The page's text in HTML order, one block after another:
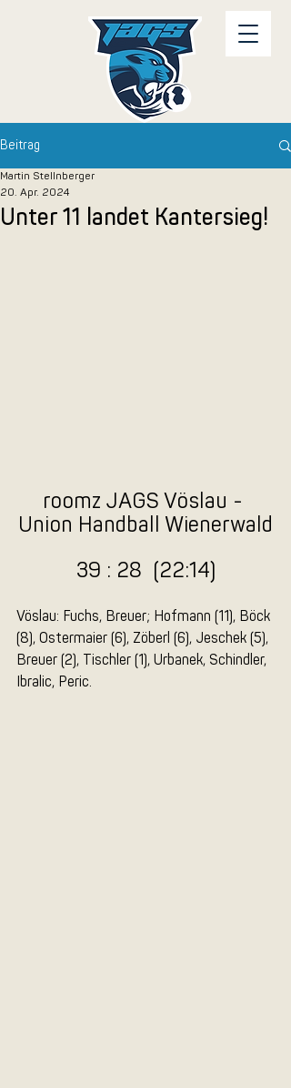
Beitrag
Unter 11 landet Kantersieg!
Martin Stellnberger
20. Apr. 2024
roomz JAGS Vöslau -
Union Handball Wienerwald
39 : 28  (22:14)
Vöslau: Fuchs, Breuer; Hofmann (11), Böck
(8), Ostermaier (6), Zöberl (6), Jeschek (5),
Breuer (2), Tischler (1), Urbanek, Schindler,
Ibralic, Peric.